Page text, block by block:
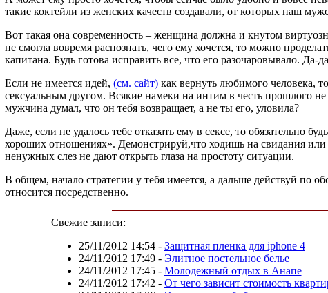
такие коктейли из женских качеств создавали, от которых наш
Вот такая она современность – женщина должна и кнутом
не смогла вовремя распознать, чего ему хочется, то можно
капитана. Будь готова исправить все, что его разочаровывало.
Если не имеется идей, (см. сайт) как вернуть любимого человека,
сексуальным другом. Всякие намеки на интим в честь прошлого
мужчина думал, что он тебя возвращает, а не ты его, уловила?
Даже, если не удалось тебе отказать ему в сексе, то обязательно
хороших отношениях». Демонстрируй,что ходишь на свидания или
ненужных слез не дают открыть глаза на простоту ситуации.
В общем, начало стратегии у тебя имеется, а дальше действуй по
относится посредственно.
Свежие записи:
25/11/2012 14:54- Защитная пленка для iphone 4
24/11/2012 17:49- Элитное постельное белье
24/11/2012 17:45- Молодежный отдых в Анапе
24/11/2012 17:42 - От чего зависит стоимость